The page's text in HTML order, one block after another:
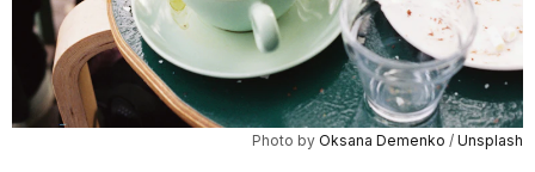
Photo by Oksana Demenko / Unsplash